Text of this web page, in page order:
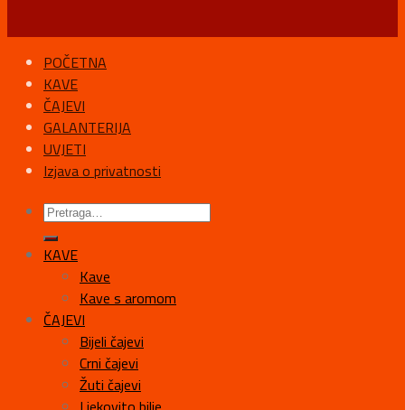
POČETNA
KAVE
ČAJEVI
GALANTERIJA
UVJETI
Izjava o privatnosti
KAVE
Kave
Kave s aromom
ČAJEVI
Bijeli čajevi
Crni čajevi
Žuti čajevi